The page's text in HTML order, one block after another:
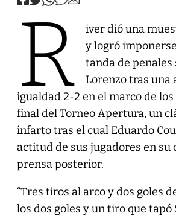
R
iver dió una
y logró
tanda de penales
Lorenzo tras una
igualdad 2-2 en el marco de los
final del Torneo Apertura, un
infarto tras el cual Eduardo
actitud de sus jugadores en su
prensa posterior.
“Tres tiros al arco y dos goles
los dos goles y un tiro que tapó